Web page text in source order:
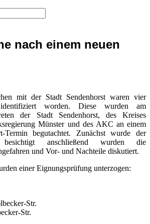
nach einem neuen
mit der Stadt Sendenhorst waren vier
identifiziert worden. Diese wurden am
der Stadt Sendenhorst, des Kreises
Münster und des AKC an einem
Termin begutachtet. Zunächst wurde der
anschließend wurden die
und Vor- und Nachteile diskutiert.
einer Eignungsprüfung unterzogen:
Str.
Str.